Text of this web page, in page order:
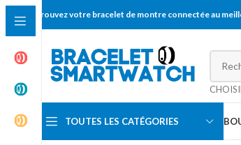
Trouvez votre bracelet de montre connectée au
TOUTES LES CATÉGORIES